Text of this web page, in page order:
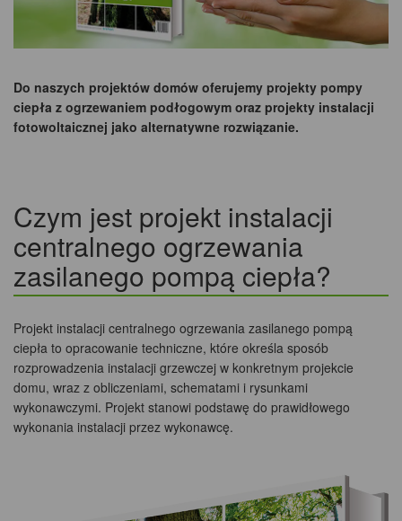
Do naszych projektów domów oferujemy projekty pompy
ciepła z ogrzewaniem podłogowym oraz projekty instalacji
fotowoltaicznej jako alternatywne rozwiązanie.
Czym jest projekt instalacji
centralnego ogrzewania
zasilanego pompą ciepła?
Projekt instalacji centralnego ogrzewania zasilanego pompą
ciepła to opracowanie techniczne, które określa sposób
rozprowadzenia instalacji grzewczej w konkretnym projekcie
domu, wraz z obliczeniami, schematami i rysunkami
wykonawczymi. Projekt stanowi podstawę do prawidłowego
wykonania instalacji przez wykonawcę.